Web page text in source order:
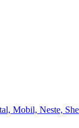
Mobil, Neste,